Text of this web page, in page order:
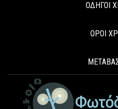
ΟΔΗΓΟΙ
ΟΡΟΙ